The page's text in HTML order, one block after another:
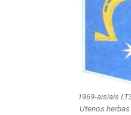
1969-aisiais
Utenos